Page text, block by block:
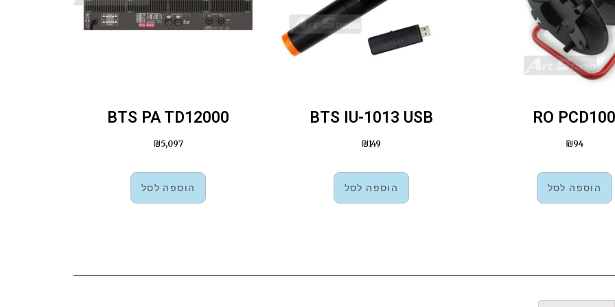
RO
₪94
הוספה לסל
BTS IU-1013 USB
₪149
הוספה לסל
BTS PA TD12000
₪5,097
הוספה לסל